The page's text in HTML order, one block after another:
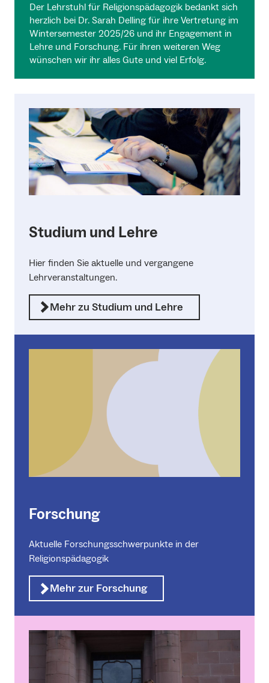
Der Lehrstuhl für Religionspädagogik bedankt sich
herzlich bei Dr. Sarah Delling für ihre Vertretung im
Wintersemester 2025/26 und ihr Engagement in
Lehre und Forschung. Für ihren weiteren Weg
wünschen wir ihr alles Gute und viel Erfolg.
Studium und Lehre
Hier finden Sie aktuelle und vergangene
Lehrveranstaltungen.
Mehr zu Studium und Lehre
Forschung
Aktuelle Forschungsschwerpunkte in der
Religionspädagogik
Mehr zur Forschung